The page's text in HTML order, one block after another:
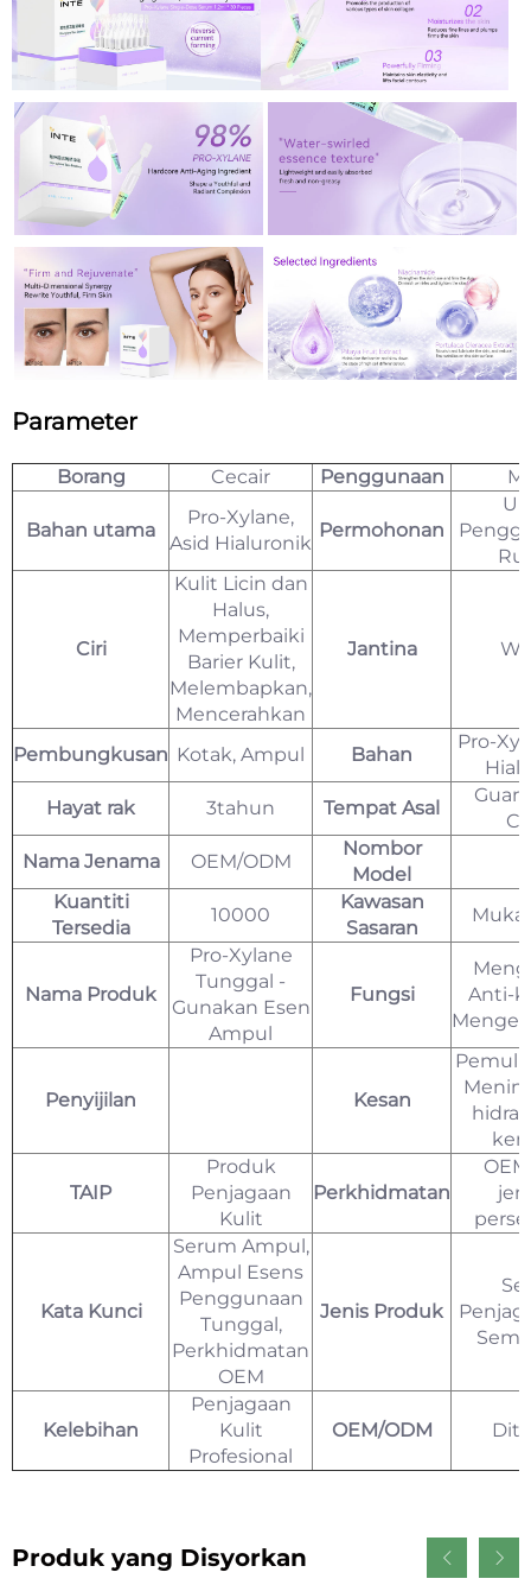
Parameter
Borang Cecair Penggunaan
Bahan utama
Pro-Xylane,
Asid Hialuronik
Permohonan
Ciri
Kulit Licin dan
Halus,
Memperbaiki
Barier Kulit,
Melembapkan,
Mencerahkan
Jantina
Pembungkusan Kotak, Ampul Bahan
Pro-
Hayat rak
3tahun Tempat Asal
Nama Jenama
OEM/ODM
Nombor
Model
Kuantiti
Tersedia
10000
Kawasan
Sasaran
Nama Produk
Pro-Xylane
Tunggal -
Gunakan Esen
Ampul
Fungsi
Anti-
Penyijilan Kesan
TAIP
Produk
Penjagaan
Kulit
Perkhidmatan
Kata Kunci
Serum Ampul,
Ampul Esens
Penggunaan
Tunggal,
Perkhidmatan
OEM
Jenis Produk
Kelebihan
Penjagaan
Kulit
Profesional
OEM/ODM
Produk yang Disyorkan